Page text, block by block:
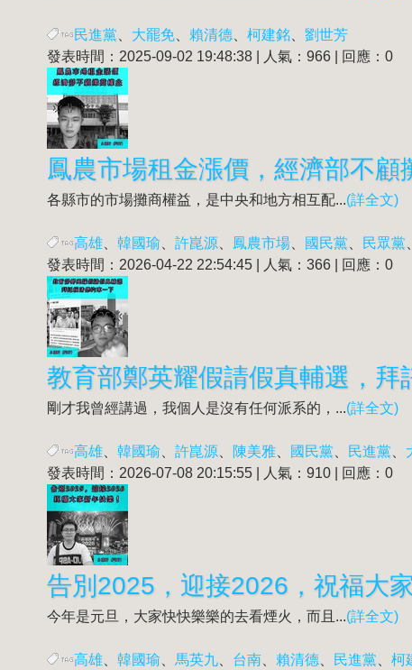
民進黨 大罷免 賴清德 柯建銘
劉世芳
發表時間：2025-09-02 19:48:38 | 人氣：966 | 回應：0
鳳農市場租金漲價，經濟部不顧
各縣市的市場攤商權益，是中央和地方相互配...(詳全文)
高雄 韓國瑜 許崑源 鳳農市場 國民黨 民眾黨
發表時間：2026-04-22 22:54:45 | 人氣：366 | 回應：0
教育部鄭英耀假請假真輔選，拜
剛才我曾經講過，我個人是沒有任何派系的，...(詳全文)
高雄 韓國瑜 許崑源 陳美雅 國民黨 民進黨
發表時間：2026-07-08 20:15:55 | 人氣：910 | 回應：0
告別2025，迎接2026，祝福大
今年是元旦，大家快快樂樂的去看煙火，而且...(詳全文)
高雄 韓國瑜 馬英九 台南 賴清德 民進黨 柯